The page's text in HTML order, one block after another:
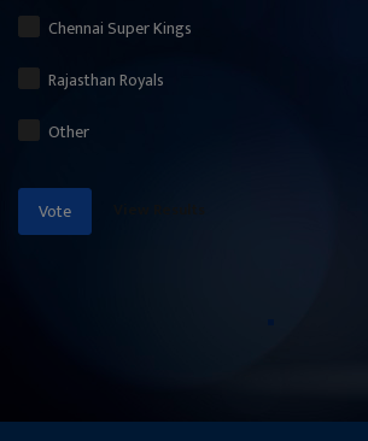
Chennai Super Kings
Rajasthan Royals
Other
Vote